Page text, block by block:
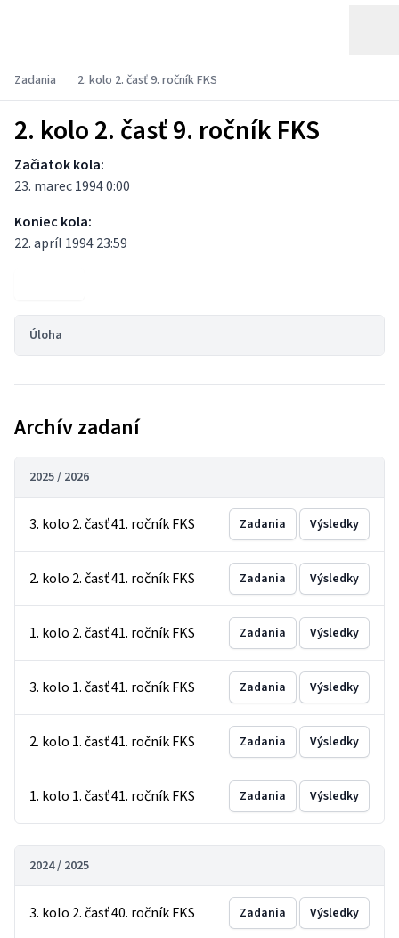
Zadania 2. kolo 2. časť 9. ročník FKS
2. kolo 2. časť 9. ročník FKS
Začiatok kola:
23. marec 1994 0:00
Koniec kola:
22. apríl 1994 23:59
Úloha
Archív zadaní
2025 / 2026
3. kolo 2. časť 41. ročník FKS Zadania Výsledky
2. kolo 2. časť 41. ročník FKS Zadania Výsledky
1. kolo 2. časť 41. ročník FKS Zadania Výsledky
3. kolo 1. časť 41. ročník FKS Zadania Výsledky
2. kolo 1. časť 41. ročník FKS Zadania Výsledky
1. kolo 1. časť 41. ročník FKS Zadania Výsledky
2024 / 2025
3. kolo 2. časť 40. ročník FKS Zadania Výsledky